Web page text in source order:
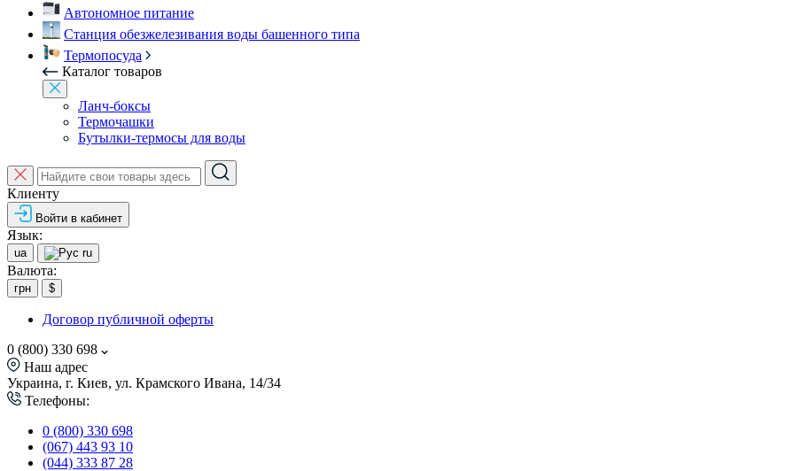
Автономное питание
Станция обезжелезивания воды башенного типа
Термопосуда
Каталог товаров
Ланч-боксы
Термочашки
Бутылки-термосы для воды
Клиенту
Войти в кабинет
Язык:
ua ru
Валюта:
грн $
Договор публичной оферты
0 (800) 330 698
Наш адрес
Украина, г. Киев, ул. Крамского Ивана, 14/34
Телефоны:
0 (800) 330 698
(067) 443 93 10
(044) 333 87 28